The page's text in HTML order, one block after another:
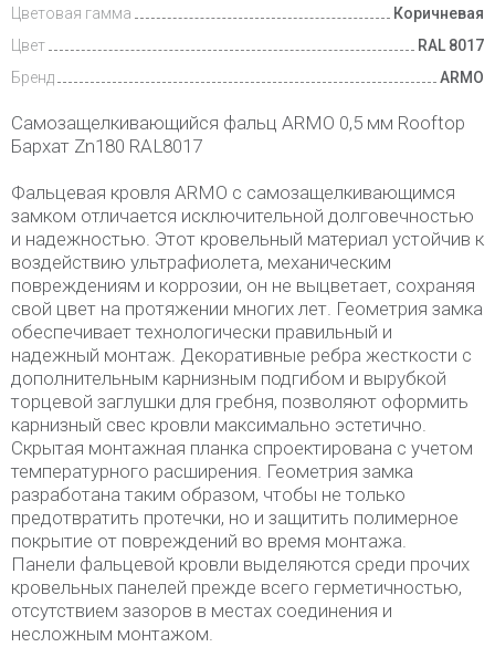
Цветовая гамма
Коричневая
Цвет
RAL 8017
Бренд
ARMO
Самозащелкивающийся фальц ARMO 0,5 мм Rooftop
Бархат Zn180 RAL8017
Фальцевая кровля ARMO с самозащелкивающимся
замком отличается исключительной долговечностью
и надежностью. Этот кровельный материал устойчив к
воздействию ультрафиолета, механическим
повреждениям и коррозии, он не выцветает, сохраняя
свой цвет на протяжении многих лет. Геометрия замка
обеспечивает технологически правильный и
надежный монтаж. Декоративные ребра жесткости с
дополнительным карнизным подгибом и вырубкой
торцевой заглушки для гребня, позволяют оформить
карнизный свес кровли максимально эстетично.
Скрытая монтажная планка спроектирована с учетом
температурного расширения. Геометрия замка
разработана таким образом, чтобы не только
предотвратить протечки, но и защитить полимерное
покрытие от повреждений во время монтажа.
Панели фальцевой кровли выделяются среди прочих
кровельных панелей прежде всего герметичностью,
отсутствием зазоров в местах соединения и
несложным монтажом.